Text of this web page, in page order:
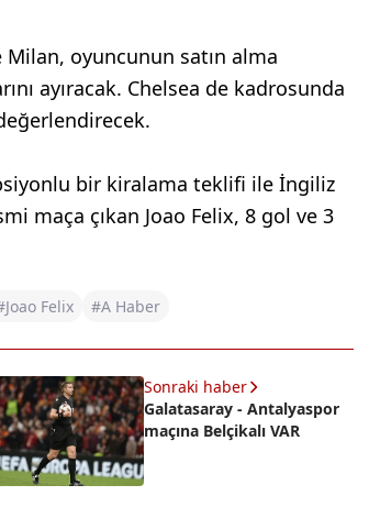
oyuncunun satın alma
ayıracak. Chelsea de kadrosunda
bir kiralama teklifi ile İngiliz
maça çıkan Joao Felix, 8 gol ve 3
Felix #A Haber
Sonraki haber
Galatasaray - Antalyaspor
maçına Belçikalı VAR